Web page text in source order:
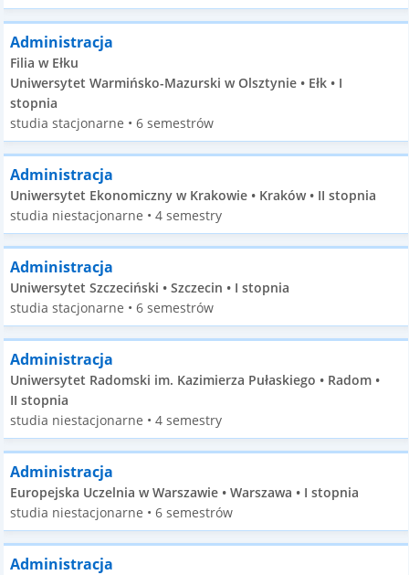
Administracja
Filia w Ełku
Uniwersytet Warmińsko-Mazurski w Olsztynie • Ełk • I
stopnia
studia stacjonarne • 6 semestrów
Administracja
Uniwersytet Ekonomiczny w Krakowie • Kraków • II stopnia
studia niestacjonarne • 4 semestry
Administracja
Uniwersytet Szczeciński • Szczecin • I stopnia
studia stacjonarne • 6 semestrów
Administracja
Uniwersytet Radomski im. Kazimierza Pułaskiego • Radom •
II stopnia
studia niestacjonarne • 4 semestry
Administracja
Europejska Uczelnia w Warszawie • Warszawa • I stopnia
studia niestacjonarne • 6 semestrów
Administracja